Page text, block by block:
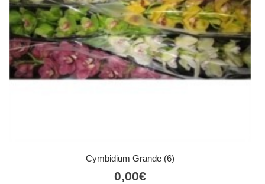
Cymbidium Grande (6)
0,00€